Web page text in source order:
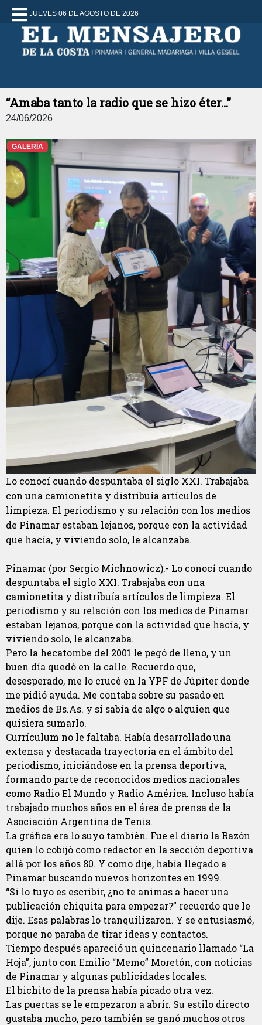
JUEVES 06 DE AGOSTO DE 2026
“Amaba tanto la radio que se hizo éter...”
24/06/2026
GALERÍA
Lo conocí cuando despuntaba el siglo XXI. Trabajaba
con una camionetita y distribuía artículos de
limpieza. El periodismo y su relación con los medios
de Pinamar estaban lejanos, porque con la actividad
que hacía, y viviendo solo, le alcanzaba.
Pinamar (por Sergio Michnowicz).- Lo conocí cuando
despuntaba el siglo XXI. Trabajaba con una
camionetita y distribuía artículos de limpieza. El
periodismo y su relación con los medios de Pinamar
estaban lejanos, porque con la actividad que hacía, y
viviendo solo, le alcanzaba.
Pero la hecatombe del 2001 le pegó de lleno, y un
buen día quedó en la calle. Recuerdo que,
desesperado, me lo crucé en la YPF de Júpiter donde
me pidió ayuda. Me contaba sobre su pasado en
medios de Bs.As. y si sabía de algo o alguien que
quisiera sumarlo.
Currículum no le faltaba. Había desarrollado una
extensa y destacada trayectoria en el ámbito del
periodismo, iniciándose en la prensa deportiva,
formando parte de reconocidos medios nacionales
como Radio El Mundo y Radio América. Incluso había
trabajado muchos años en el área de prensa de la
Asociación Argentina de Tenis.
La gráfica era lo suyo también. Fue el diario la Razón
quien lo cobijó como redactor en la sección deportiva
allá por los años 80. Y como dije, había llegado a
Pinamar buscando nuevos horizontes en 1999.
“Si lo tuyo es escribir, ¿no te animas a hacer una
publicación chiquita para empezar?” recuerdo que le
dije. Esas palabras lo tranquilizaron. Y se entusiasmó,
porque no paraba de tirar ideas y contactos.
Tiempo después apareció un quincenario llamado “La
Hoja”, junto con Emilio “Memo” Moretón, con noticias
de Pinamar y algunas publicidades locales.
El bichito de la prensa había picado otra vez.
Las puertas se le empezaron a abrir. Su estilo directo
gustaba mucho, pero también se ganó muchos otros